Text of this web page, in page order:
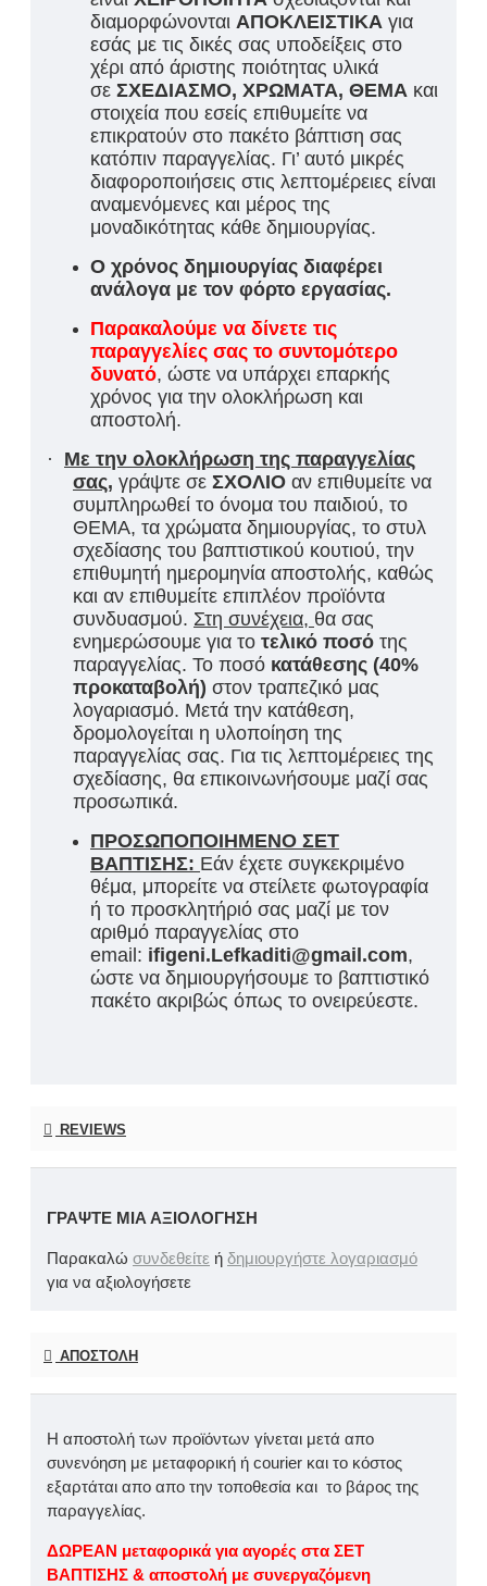
διαμορφώνονται ΑΠΟΚΛΕΙΣΤΙΚΑ για
εσάς με τις δικές σας υποδείξεις στο
χέρι από άριστης ποιότητας υλικά
σε ΣΧΕΔΙΑΣΜΟ, ΧΡΩΜΑΤΑ, ΘΕΜΑ και
στοιχεία που εσείς επιθυμείτε να
επικρατούν στο πακέτο βάπτιση σας
κατόπιν παραγγελίας. Γι’ αυτό μικρές
διαφοροποιήσεις στις λεπτομέρειες είναι
αναμενόμενες και μέρος της
μοναδικότητας κάθε δημιουργίας.
Ο χρόνος δημιουργίας διαφέρει
ανάλογα με τον φόρτο εργασίας.
Παρακαλούμε να δίνετε τις
παραγγελίες σας το συντομότερο
δυνατό, ώστε να υπάρχει επαρκής
χρόνος για την ολοκλήρωση και
αποστολή.
·
Με την ολοκλήρωση της παραγγελίας
σας, γράψτε σε ΣΧΟΛΙΟ αν επιθυμείτε να
συμπληρωθεί το όνομα του παιδιού, το
ΘΕΜΑ, τα χρώματα δημιουργίας, το στυλ
σχεδίασης του βαπτιστικού κουτιού, την
επιθυμητή ημερομηνία αποστολής, καθώς
και αν επιθυμείτε επιπλέον προϊόντα
συνδυασμού. Στη συνέχεια, θα σας
ενημερώσουμε για το τελικό ποσό της
παραγγελίας. Το ποσό κατάθεσης (40%
προκαταβολή) στον τραπεζικό μας
λογαριασμό. Μετά την κατάθεση,
δρομολογείται η υλοποίηση της
παραγγελίας σας. Για τις λεπτομέρειες της
σχεδίασης, θα επικοινωνήσουμε μαζί σας
προσωπικά.
ΠΡΟΣΩΠΟΠΟΙΗΜΕΝΟ ΣΕΤ
ΒΑΠΤΙΣΗΣ: Εάν έχετε συγκεκριμένο
θέμα, μπορείτε να στείλετε φωτογραφία
ή το προσκλητήριό σας μαζί με τον
αριθμό παραγγελίας στο
email: ifigeni.Lefkaditi@gmail.com,
ώστε να δημιουργήσουμε το βαπτιστικό
πακέτο ακριβώς όπως το ονειρεύεστε.
REVIEWS
ΓΡΆΨΤΕ ΜΙΑ ΑΞΙΟΛΌΓΗΣΗ
Παρακαλώ συνδεθείτε ή δημιουργήστε λογαριασμό
για να αξιολογήσετε
ΑΠΟΣΤΟΛΉ
Η αποστολή των προϊόντων γίνεται μετά απο
συνενόηση με μεταφορική ή courier και το κόστος
εξαρτάται απο απο την τοποθεσία και το βάρος της
παραγγελίας.
ΔΩΡΕΑΝ μεταφορικά για αγορές στα ΣΕΤ
ΒΑΠΤΙΣΗΣ & αποστολή με συνεργαζόμενη